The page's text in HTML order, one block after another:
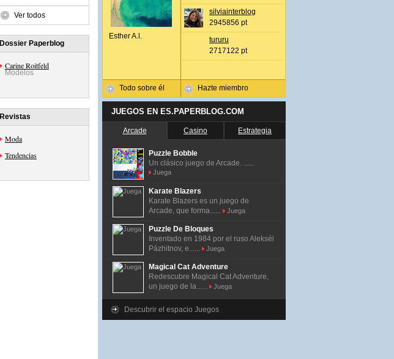
Ver todos
Dossier Paperblog
Carine Roitfeld
Modelos
Revistas
Moda
Tendencias
Esther A.l.
Todo sobre él
silviainterblog
2945856 pt
tururu
2717122 pt
Hazte miembro
JUEGOS EN ES.PAPERBLOG.COM
Arcade Casino Estrategia
Puzzle Bobble
Un clásico juego de Arcade. ......
Juega
Karate Blazers
Karate Blazers es un juego de
Arcade, que forma......
Juega
Puzzle De Bloques
Inventado en 1984 por el ruso Alekséi
Pázhitnov, e......
Juega
Magical Cat Adventure
Redescubre Magical Cat Adventure,
un juego de la......
Juega
Descubrir el espacio Juegos